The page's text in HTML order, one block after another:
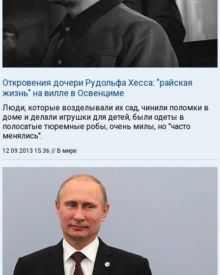
Откровения дочери Рудольфа Хесса: "райская
жизнь" на вилле в Освенциме
Люди, которые возделывали их сад, чинили поломки в
доме и делали игрушки для детей, были одеты в
полосатые тюремные робы, очень милы, но "часто
менялись".
12.09.2013 15:36 // В мире